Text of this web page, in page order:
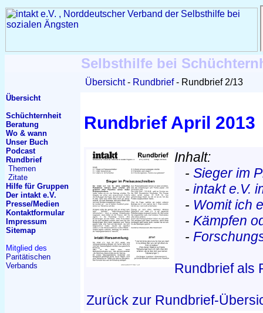
Selbsthilfe bei
Übersicht Rundbrief Rundbrief 2/13
Übersicht
Schüchternheit
Beratung
Wo & wann
Unser Buch
Podcast
Rundbrief
Themen
Zitate
Hilfe für Gruppen
Der intakt e.V.
Presse/Medien
Kontaktformular
Impressum
Sitemap
Mitglied des
Paritätischen
Verbands
Rundbrief April 2013
Inhalt:
- Sieger im
- intakt e.V.
- Womit ich
- Kämpfen
-
Rundbrief als
Zurück zur Rundbrief-